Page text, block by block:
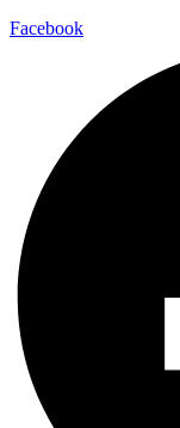
Facebook